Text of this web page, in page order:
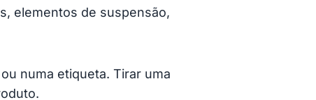
elementos de suspensão,
numa etiqueta. Tirar uma